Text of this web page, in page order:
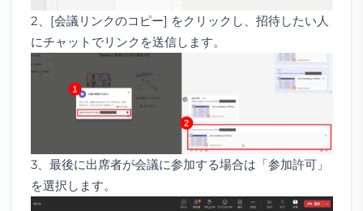
2、[会議リンクのコピー] をクリックし、招待したい人
にチャットでリンクを送信します。
3、最後に出席者が会議に参加する場合は「参加許可」
を選択します。